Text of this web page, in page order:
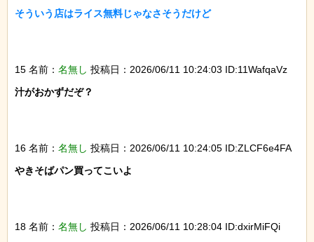
そういう店はライス無料じゃなさそうだけど
15 名前： 名無し 投稿日：2026/06/11 10:24:03 ID:11WafqaVz
汁がおかずだぞ？
16 名前： 名無し 投稿日：2026/06/11 10:24:05 ID:ZLCF6e4FA
やきそばパン買ってこいよ
18 名前： 名無し 投稿日：2026/06/11 10:28:04 ID:dxirMiFQi